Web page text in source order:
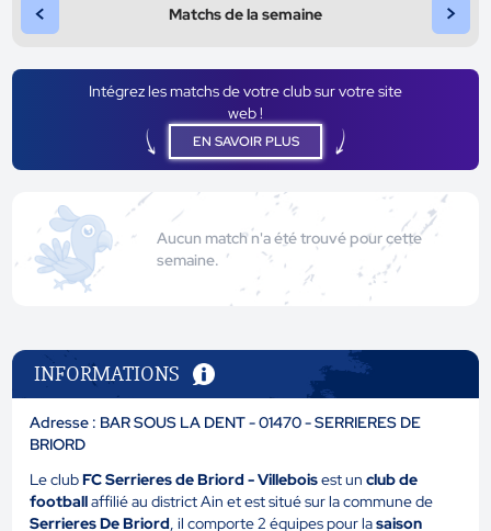
< Matchs de la semaine >
Intégrez les matchs de votre club sur votre site
web !
EN SAVOIR PLUS
Aucun match n'a été trouvé pour cette
semaine.
INFORMATIONS
Adresse : BAR SOUS LA DENT - 01470 - SERRIERES DE
BRIORD
Le clubFC Serrieres de Briord - Villeboisest unclub de
footballaffilié au district Ain et est situé sur la commune de
Serrieres De Briord, il comporte 2 équipes pour lasaison